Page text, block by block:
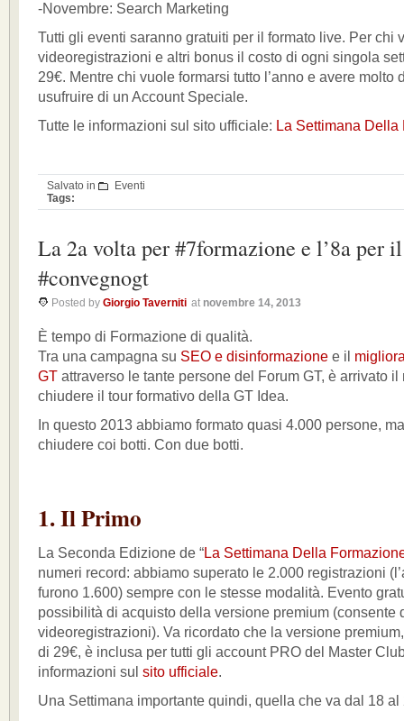
-Novembre: Search Marketing
Tutti gli eventi saranno gratuiti per il formato live. Per chi
videoregistrazioni e altri bonus il costo di ogni singola
29€. Mentre chi vuole formarsi tutto l’anno e avere molto
usufruire di un Account Speciale.
Tutte le informazioni sul sito ufficiale: La Settimana Della
Salvato in
Eventi
Tags:
La 2a volta per #7formazione e l’8a per il
#convegnogt
Posted by Giorgio Taverniti at novembre 14, 2013
È tempo di Formazione di qualità.
Tra una campagna su SEO e disinformazione e il
GT attraverso le tante persone del Forum GT, è arrivato il
chiudere il tour formativo della GT Idea.
In questo 2013 abbiamo formato quasi 4.000 persone,
chiudere coi botti. Con due botti.
1. Il Primo
La Seconda Edizione de “La Settimana Della
numeri record: abbiamo superato le 2.000 registrazioni
furono 1.600) sempre con le stesse modalità. Evento
possibilità di acquisto della versione premium (consente
videoregistrazioni). Va ricordato che la versione
di 29€, è inclusa per tutti gli account PRO del Master
informazioni sul sito ufficiale.
Una Settimana importante quindi, quella che va dal 18 al